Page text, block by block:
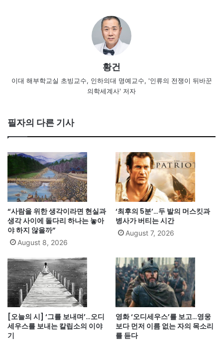
황건
이대 해부학교실 초빙교수, 인하의대 명예교수, '인류의 전쟁이 뒤바꾼
의학세계사' 저자
필자의 다른 기사
“사람을 위한 생각이라면 현실과
생각 사이에 돌다리 하나는 놓아
야 하지 않을까”
August 8, 2026
‘최후의 5분’…두 발의 머스킷과
병사가 버티는 시간
August 7, 2026
[오늘의 시] ‘그를 보내며’…오디
세우스를 보내는 칼립소의 이야
기
영화 ‘오디세우스’를 보고…영웅
보다 먼저 이름 없는 자의 목소리
를 듣다